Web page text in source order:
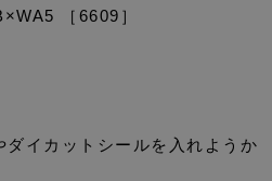
［6609］
イカットシールを入れようか